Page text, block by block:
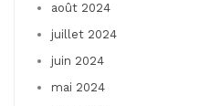
août 2024
juillet 2024
juin 2024
mai 2024